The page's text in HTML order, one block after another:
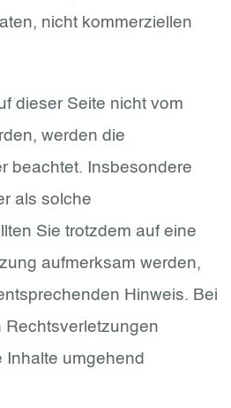
nicht kommerziellen
dieser Seite nicht vom
werden die
beachtet. Insbesondere
als solche
Sie trotzdem auf eine
aufmerksam werden,
Hinweis. Bei
Rechtsverletzungen
Inhalte umgehend